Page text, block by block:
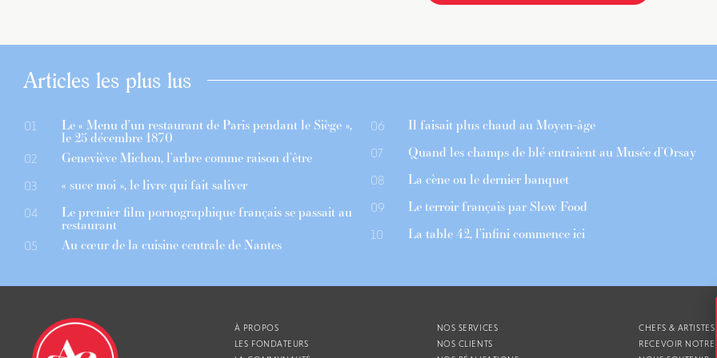
Articles les plus lus
01 Le « Menu d’un restaurant de Paris pendant le Siège »,
le 25 décembre 1870
02 Geneviève Michon, l’arbre comme raison d’être
03 « suce moi », le livre qui fait saliver
04 Le premier film pornographique français se passait au
restaurant
05 Au cœur de la cuisine centrale de Nantes
06 Il faisait plus chaud au Moyen-âge
07 Quand les champs de blé entraient au Musée d’Orsay
08 La cène ou le dernier banquet
09 Le terroir français par Slow Food
10 La table 42, l’infini commence ici
À PROPOS
LES FONDATEURS
NOS SERVICES
NOS CLIENTS
CHEFS & ARTISTES
RECEVOIR NOTRE